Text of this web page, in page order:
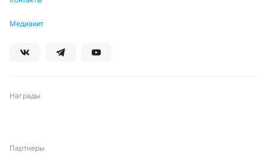
Обновлено:
Автор
Медиакит
Награды
Партнеры